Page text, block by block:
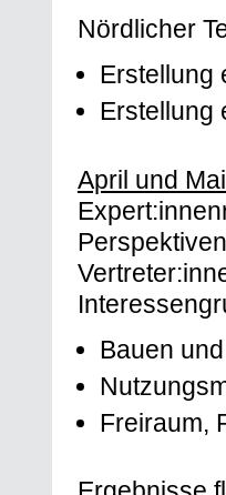
Nördlicher
Erstellung
Erstellung
April und
Bauen
Freiraum,